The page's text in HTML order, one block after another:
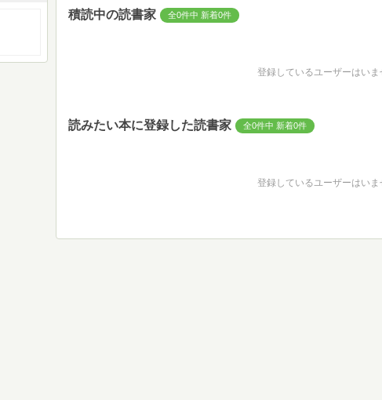
積読中の読書家 全0件中 新着0件
登録しているユーザーはいま
読みたい本に登録した読書家 全0件中 新着0件
登録しているユーザーはいま